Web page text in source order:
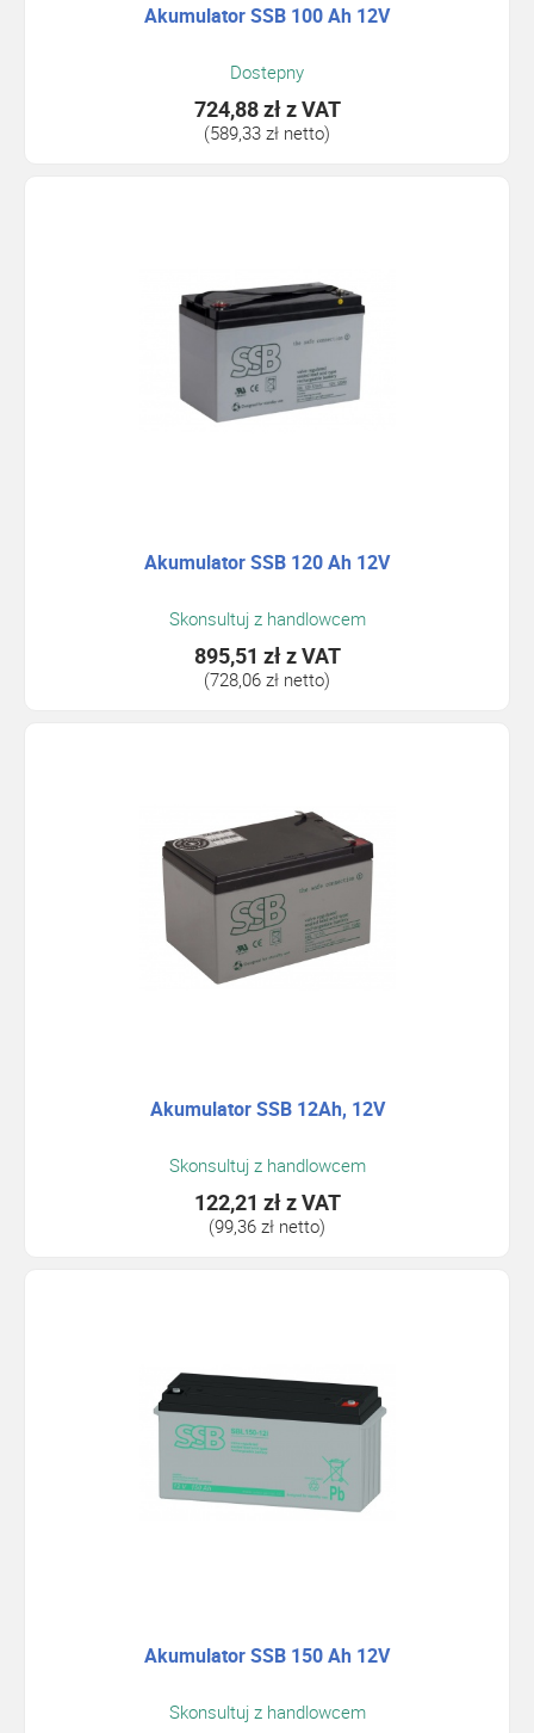
Akumulator SSB 100 Ah 12V
Dostepny
724,88 złz VAT
(589,33 zł netto)
Akumulator SSB 120 Ah 12V
Skonsultuj z handlowcem
895,51 złz VAT
(728,06 zł netto)
Akumulator SSB 12Ah, 12V
Skonsultuj z handlowcem
122,21 złz VAT
(99,36 zł netto)
Akumulator SSB 150 Ah 12V
Skonsultuj z handlowcem